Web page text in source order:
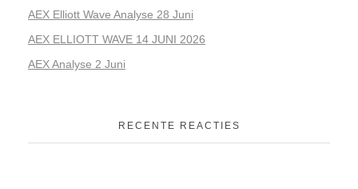
AEX Elliott Wave Analyse 28 Juni
AEX ELLIOTT WAVE 14 JUNI 2026
AEX Analyse 2 Juni
RECENTE REACTIES